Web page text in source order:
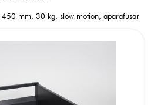
mm, 30 kg, slow motion, aparafusar